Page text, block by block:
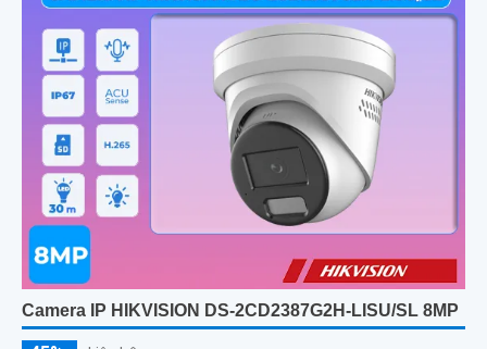
Camera IP HIKVISION DS-2CD2387G2H-LISU/SL 8MP